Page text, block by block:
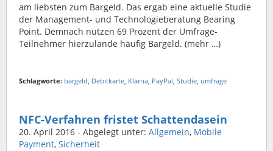
am liebsten zum Bargeld. Das ergab eine aktuelle Studie
der Management- und Technologieberatung Bearing
Point. Demnach nutzen 69 Prozent der Umfrage-
Teilnehmer hierzulande häufig Bargeld. (mehr …)
Schlagworte: bargeld, Debitkarte, Klarna, PayPal, Studie, umfrage
NFC-Verfahren fristet Schattendasein
20. April 2016 - Abgelegt unter: Allgemein, Mobile
Payment, Sicherheit